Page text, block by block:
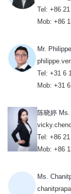
Tel: +86
Mob: +86
Mr.
Tel: +31 6
Mob: +31
陈晓婷
Tel: +86
Mob: +86
Ms.